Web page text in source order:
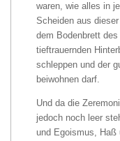
waren, wie alles in
Scheiden aus
dem Bodenbrett
tieftrauernden
schleppen und der
beiwohnen darf.
Und da die
jedoch noch leer
und Egoismus, Haß